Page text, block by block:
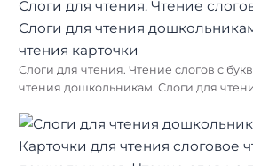
Слоги для чтения. Чтение слогов с
чтения дошкольникам. Слоги для